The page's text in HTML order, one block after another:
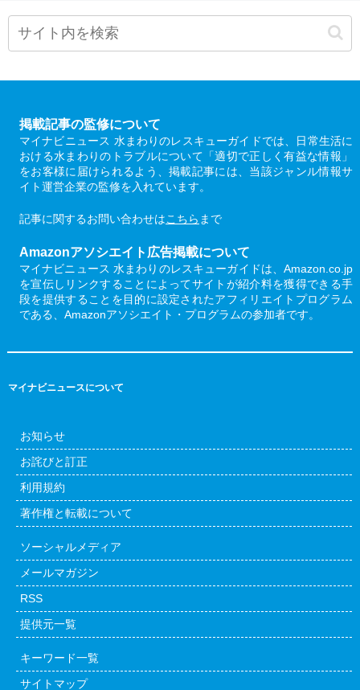
掲載記事の監修について
マイナビニュース 水まわりのレスキューガイドでは、日常生活に
おける水まわりのトラブルについて「適切で正しく有益な情報」
をお客様に届けられるよう、掲載記事には、当該ジャンル情報サ
イト運営企業の監修を入れています。
記事に関するお問い合わせはこちら まで
Amazonアソシエイト広告掲載について
マイナビニュース 水まわりのレスキューガイドは、Amazon.co.jp
を宣伝しリンクすることによってサイトが紹介料を獲得できる手
段を提供することを目的に設定されたアフィリエイトプログラム
である、Amazonアソシエイト・プログラムの参加者です。
マイナビニュースについて
お知らせ
お詫びと訂正
利用規約
著作権と転載について
ソーシャルメディア
メールマガジン
RSS
提供元一覧
キーワード一覧
サイトマップ